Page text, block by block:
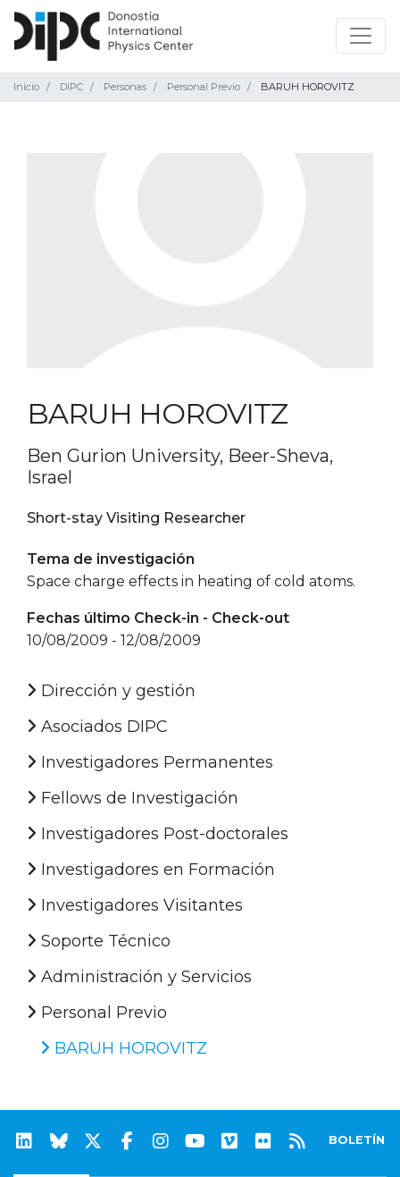
Inicio DIPC Personas Personal Previo BARUH HOROVITZ
BARUH HOROVITZ
Ben Gurion University, Beer-Sheva,
Israel
Short-stay Visiting Researcher
Tema de investigación
Space charge effects in heating of cold atoms.
Fechas último Check-in - Check-out
10/08/2009 - 12/08/2009
Dirección y gestión
Asociados DIPC
Investigadores Permanentes
Fellows de Investigación
Investigadores Post-doctorales
Investigadores en Formación
Investigadores Visitantes
Soporte Técnico
Administración y Servicios
Personal Previo
BARUH HOROVITZ
BOLETÍN